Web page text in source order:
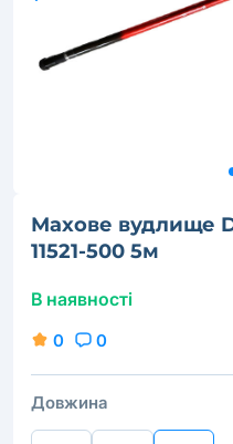
Махове вудлище
11521-500 5м
В наявності
0 0
Довжина